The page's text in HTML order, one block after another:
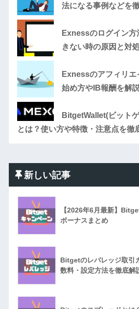
法になる事例などを
Exnessのログイン方
きない時の原因と対
Exnessのアフィリエ
始め方やIB報酬を解説
BitgetWallet(ビット
とは？使い方や特徴・注意点を徹
新しい記事
【2026年6月最新】
ボーナスまとめ
Bitgetのレバレッジ取引
数料・設定方法を徹底解